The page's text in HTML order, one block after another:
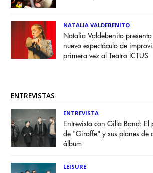
NATALIA VALDEBENITO
Natalia Valdebenito presenta
nuevo espectáculo de
primera vez al Teatro ICTUS
ENTREVISTAS
ENTREVISTA
Entrevista con Gilla Band: El
de "Giraffe" y sus planes de
álbum
LEISURE